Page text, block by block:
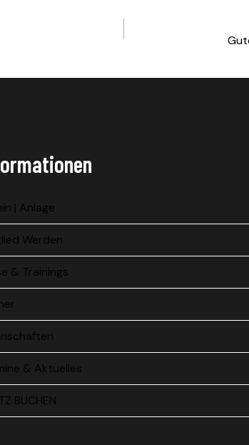
| Anlage
Werden
& Trainings
& Aktuelles
BUCHEN